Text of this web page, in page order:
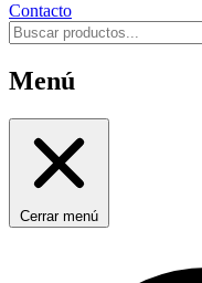
Contacto
Menú
Cerrar menú